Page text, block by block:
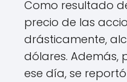
Como resultado
precio de las
drásticamente,
dólares. Además,
ese día, se